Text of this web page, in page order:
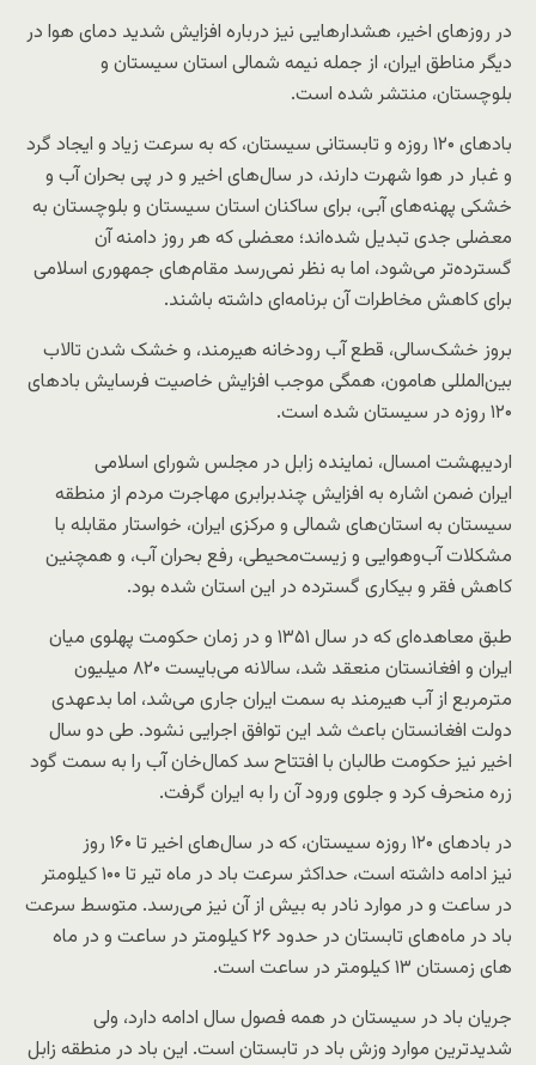
در روزهای اخیر، هشدارهایی نیز درباره افزایش شدید دمای هوا در
دیگر مناطق ایران، از جمله نیمه شمالی استان سیستان و
بلوچستان، منتشر شده است.
بادهای ۱۲۰ روزه و تابستانی سیستان، که به‌ سرعت زیاد و ایجاد گرد
و غبار در هوا شهرت دارند، در سال‌های اخیر و در پی بحران آب و
خشکی پهنه‌های آبی، برای ساکنان استان سیستان و بلوچستان به
معضلی جدی تبدیل شده‌اند؛ معضلی که هر روز دامنه آن
گسترده‌تر می‌شود، اما به‌ نظر نمی‌رسد مقام‌های جمهوری اسلامی
برای کاهش مخاطرات آن برنامه‌ای داشته باشند.
بروز خشک‌سالی، قطع آب رودخانه هیرمند، و خشک شدن تالاب
بین‌المللی هامون، همگی موجب افزایش خاصیت فرسایش بادهای
۱۲۰ روزه در سیستان شده است.
اردیبهشت‌ امسال، نماینده زابل در مجلس شورای اسلامی
ایران ضمن اشاره به افزایش چندبرابری مهاجرت مردم از منطقه
سیستان به استان‌های شمالی و مرکزی ایران، خواستار مقابله با
مشکلات آب‌وهوایی و زیست‌محیطی، رفع بحران آب، و همچنین
کاهش فقر و بیکاری گسترده در این استان شده بود.
طبق معاهده‌ای که در سال ۱۳۵۱ و در زمان حکومت پهلوی میان
ایران و افغانستان منعقد شد، سالانه می‌بایست ۸۲۰ میلیون
مترمربع از آب هیرمند به سمت ایران جاری می‌شد، اما بدعهدی
دولت افغانستان باعث شد این توافق اجرایی نشود. طی دو سال
اخیر نیز حکومت طالبان با افتتاح سد کمال‌خان آب را به سمت گود
زره منحرف کرد و جلوی ورود آن را به ایران گرفت.
در بادهای ۱۲۰ روزه سیستان، که در سال‌های اخیر تا ۱۶۰ روز
نیز ادامه داشته است، حداکثر سرعت باد در ماه تیر تا ۱۰۰ کیلومتر
در ساعت و در موارد نادر به بیش از آن نیز می‌رسد. متوسط سرعت
باد در ماه‌های تابستان در حدود ۲۶ کیلومتر در ساعت و در ماه
های زمستان ۱۳ کیلومتر در ساعت است.
جریان باد در سیستان در همه فصول سال ادامه دارد، ولی
شدیدترین موارد وزش باد در تابستان است. این باد در منطقه زابل